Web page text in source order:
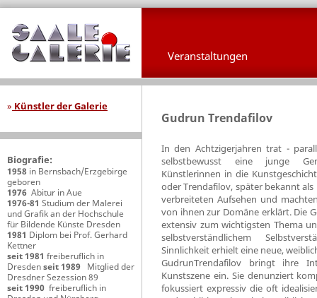
Veranstaltungen
» Künstler der Galerie
Biografie:
1958 in Bernsbach/Erzgebirge
geboren
1976 Abitur in Aue
1976-81 Studium der Malerei
und Grafik an der Hochschule
für Bildende Künste Dresden
1981 Diplom bei Prof. Gerhard
Kettner
seit 1981 freiberuflich in
Dresdenseit 1989 Mitglied der
Dresdner Sezession 89
seit 1990 freiberuflich in
Gudrun Trendafilov
In den Achtzigerjahren trat -
selbstbewusst eine junge
Künstlerinnen in die
oder Trendafilov, später bekannt
verbreiteten Aufsehen und
von ihnen zur Domäne erklärt. Die
extensiv zum wichtigsten Thema
selbstverständlichem
Sinnlichkeit erhielt eine neue,
GudrunTrendafilov bringt ihre
Kunstszene ein. Sie denunziert
fokussiert expressiv die oft